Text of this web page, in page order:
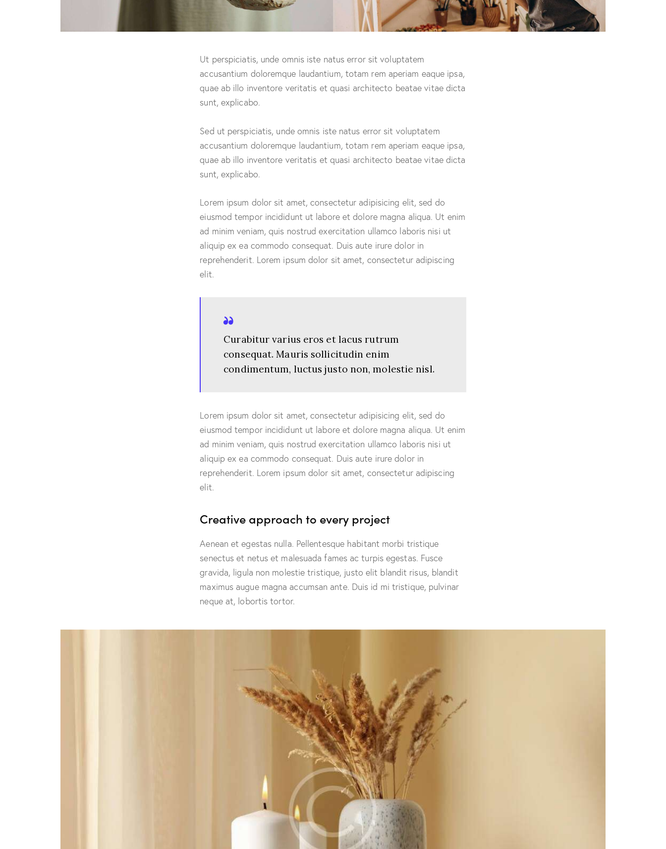
Ut perspiciatis, unde omnis iste natus error sit voluptatem
accusantium doloremque laudantium, totam rem aperiam eaque ipsa,
quae ab illo inventore veritatis et quasi architecto beatae vitae dicta
sunt, explicabo.
Sed ut perspiciatis, unde omnis iste natus error sit voluptatem
accusantium doloremque laudantium, totam rem aperiam eaque ipsa,
quae ab illo inventore veritatis et quasi architecto beatae vitae dicta
sunt, explicabo.
Lorem ipsum dolor sit amet, consectetur adipisicing elit, sed do
eiusmod tempor incididunt ut labore et dolore magna aliqua. Ut enim
ad minim veniam, quis nostrud exercitation ullamco laboris nisi ut
aliquip ex ea commodo consequat. Duis aute irure dolor in
reprehenderit. Lorem ipsum dolor sit amet, consectetur adipiscing
elit.
Curabitur varius eros et lacus rutrum
consequat. Mauris sollicitudin enim
condimentum, luctus justo non, molestie nisl.
Lorem ipsum dolor sit amet, consectetur adipisicing elit, sed do
eiusmod tempor incididunt ut labore et dolore magna aliqua. Ut enim
ad minim veniam, quis nostrud exercitation ullamco laboris nisi ut
aliquip ex ea commodo consequat. Duis aute irure dolor in
reprehenderit. Lorem ipsum dolor sit amet, consectetur adipiscing
elit.
Creative approach to every project
Aenean et egestas nulla. Pellentesque habitant morbi tristique
senectus et netus et malesuada fames ac turpis egestas. Fusce
gravida, ligula non molestie tristique, justo elit blandit risus, blandit
maximus augue magna accumsan ante. Duis id mi tristique, pulvinar
neque at, lobortis tortor.